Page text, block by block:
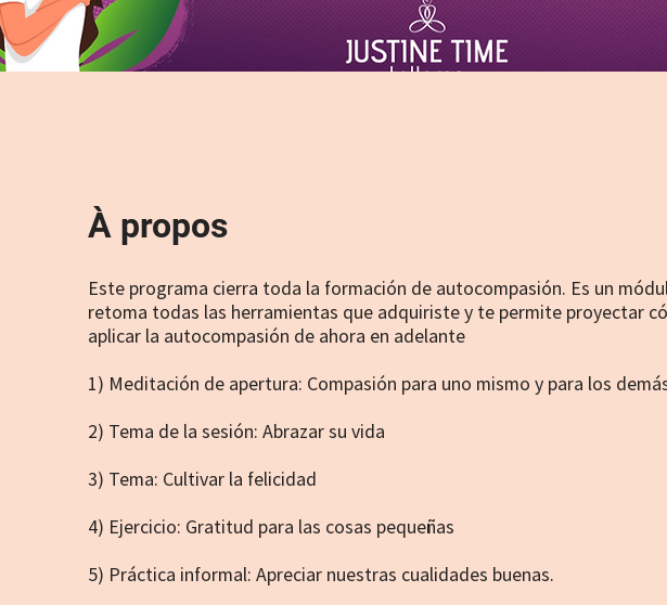
À propos
Este programa cierra toda la formación de autocompasión. Es un
retoma todas las herramientas que adquiriste y te permite proyectar
aplicar la autocompasión de ahora en adelante
1) Meditación de apertura: Compasión para uno mismo y para los
2) Tema de la sesión: Abrazar su vida
3) Tema: Cultivar la felicidad
4) Ejercicio: Gratitud para las cosas pequeñas
5) Práctica informal: Apreciar nuestras cualidades buenas.